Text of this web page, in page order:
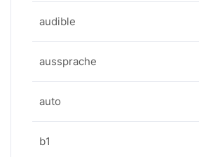
audible
aussprache
auto
b1